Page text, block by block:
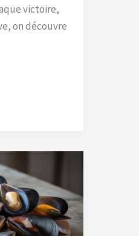
victoire,
on découvre